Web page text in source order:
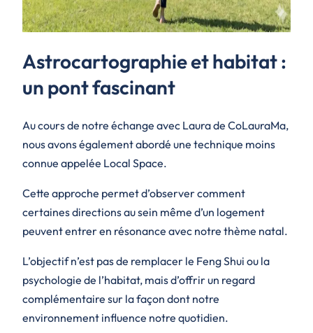
Astrocartographie et habitat :
un pont fascinant
Au cours de notre échange avec Laura de CoLauraMa,
nous avons également abordé une technique moins
connue appelée Local Space.
Cette approche permet d’observer comment
certaines directions au sein même d’un logement
peuvent entrer en résonance avec notre thème natal.
L’objectif n’est pas de remplacer le Feng Shui ou la
psychologie de l’habitat, mais d’offrir un regard
complémentaire sur la façon dont notre
environnement influence notre quotidien.